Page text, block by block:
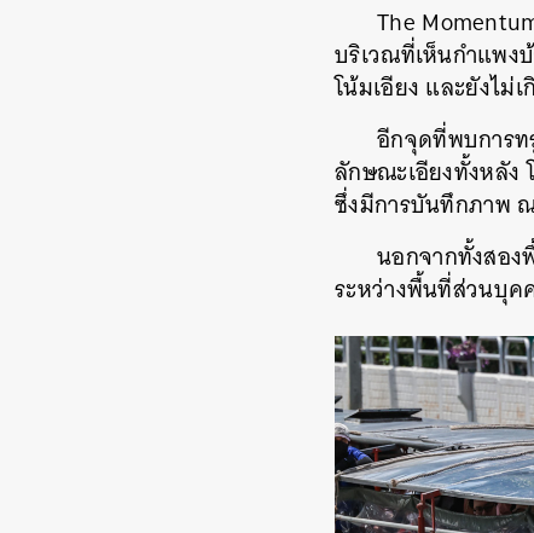
The
บริเวณที่เห็นกำแพง
โน้มเอียง และยังไ
อีกจุดที่พบการท
ลักษณะเอียงทั้งหลัง
ซึ่งมีการบันทึกภาพ
นอกจากทั้งสอ
ระหว่างพื้นที่ส่วนบุค